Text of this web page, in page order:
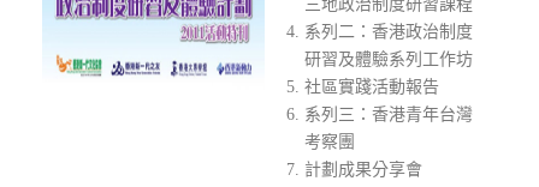
三地政治制度研習課程
系列二：香港政治制度
研習及體驗系列工作坊
社區實踐活動報告
系列三：香港青年台灣
考察團
計劃成果分享會